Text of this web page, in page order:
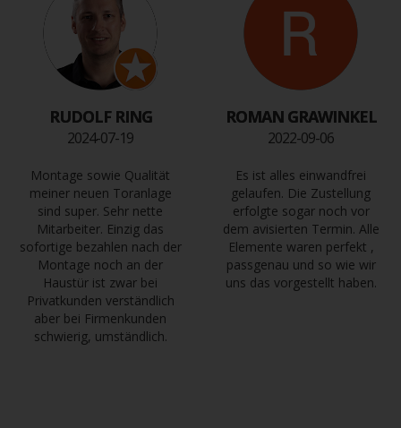
RUDOLF RING
2024-07-19
Montage sowie Qualität
meiner neuen Toranlage
sind super. Sehr nette
Mitarbeiter. Einzig das
sofortige bezahlen nach der
Montage noch an der
Haustür ist zwar bei
Privatkunden verständlich
aber bei Firmenkunden
schwierig, umständlich.
ROMAN GRAWINKEL
2022-09-06
Es ist alles einwandfrei
gelaufen. Die Zustellung
erfolgte sogar noch vor
dem avisierten Termin. Alle
Elemente waren perfekt ,
passgenau und so wie wir
uns das vorgestellt haben.